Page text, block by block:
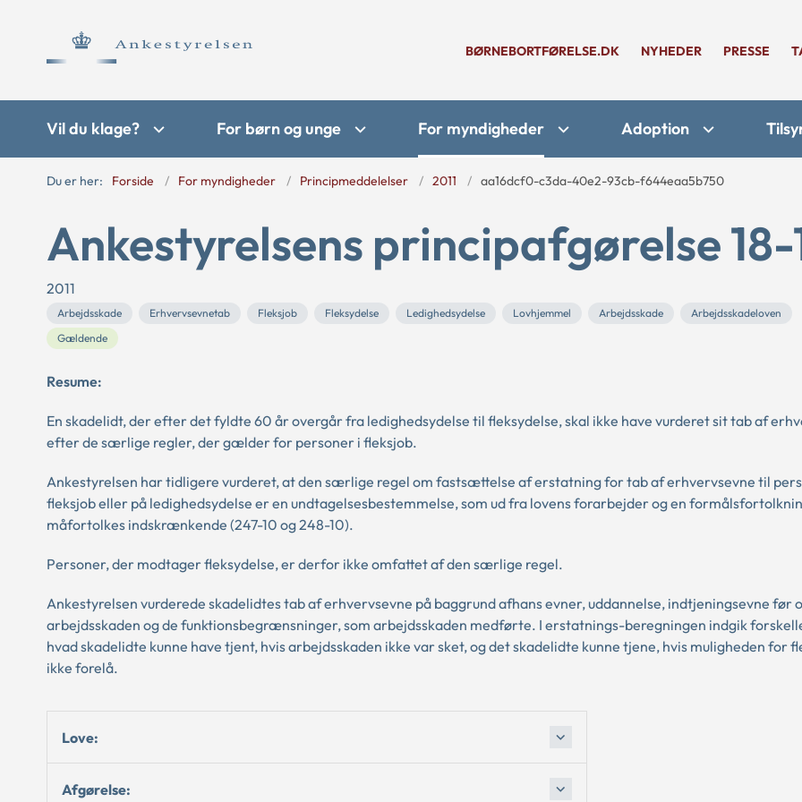
BØRNEBORTFØRELSE.DK NYHEDER PRESSE
Vil du klage? For børn og unge For myndigheder Adoption
Du er her: Forside For myndigheder Principmeddelelser 2011 aa16dcf0-c3da-40e2-93cb-f644eaa5b750
Ankestyrelsens principafgørelse 18-
2011
Arbejdsskade Erhvervsevnetab Fleksjob Fleksydelse Ledighedsydelse Lovhjemmel Arbejdsskade
Arbejdsskadeloven
Gældende
Resume:
En skadelidt, der efter det fyldte 60 år overgår fra ledighedsydelse til fleksydelse, skal ikke have vurderet sit tab af
efter de særlige regler, der gælder for personer i fleksjob.
Ankestyrelsen har tidligere vurderet, at den særlige regel om fastsættelse af erstatning for tab af erhvervsevne til
fleksjob eller på ledighedsydelse er en undtagelsesbestemmelse, som ud fra lovens forarbejder og en
måfortolkes indskrænkende (247-10 og 248-10).
Personer, der modtager fleksydelse, er derfor ikke omfattet af den særlige regel.
Ankestyrelsen vurderede skadelidtes tab af erhvervsevne på baggrund afhans evner, uddannelse, indtjeningsevne før
arbejdsskaden og de funktionsbegrænsninger, som arbejdsskaden medførte. I erstatnings-beregningen indgik
hvad skadelidte kunne have tjent, hvis arbejdsskaden ikke var sket, og det skadelidte kunne tjene, hvis muligheden for
ikke forelå.
Love:
Afgørelse: